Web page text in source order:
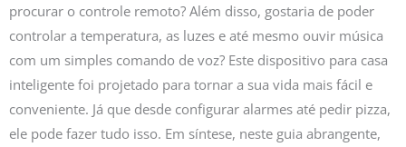
procurar o controle remoto? Além disso, gostaria de poder
controlar a temperatura, as luzes e até mesmo ouvir música
com um simples comando de voz? Este dispositivo para casa
inteligente foi projetado para tornar a sua vida mais fácil e
conveniente. Já que desde configurar alarmes até pedir pizza,
ele pode fazer tudo isso. Em síntese, neste guia abrangente,